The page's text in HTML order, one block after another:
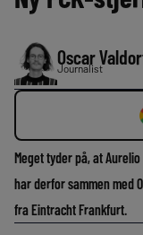
Oscar
Journalist
Meget tyder på, at
har derfor sammen med
fra Eintracht Frankfurt.